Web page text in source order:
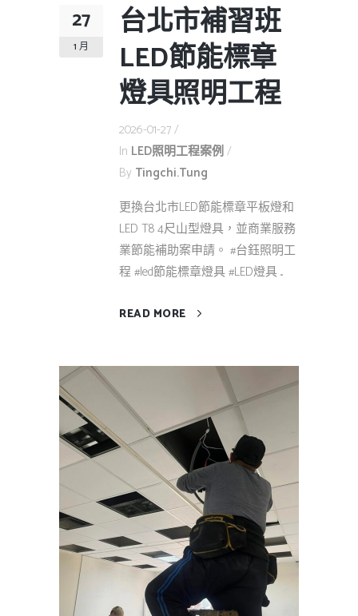
27
1 月
台北市補習班
LED節能標章
燈具照明工程
2026-01-27
In LED照明工程案例
By Tingchi.tung
更換台北市LED節能標章平板燈和
LED T8 4尺山型燈具，並商業服務
業節能補助案申請。 #台鈺照明工
程 #led節能標章燈具 #LED燈具 ...
READ MORE